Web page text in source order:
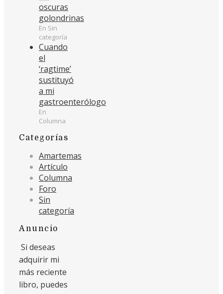
oscuras
golondrinas
En Sin
categoría
Cuando
el
‘ragtime’
sustituyó
a mi
gastroenterólogo
En
Columna
Categorías
Amartemas
Artículo
Columna
Foro
Sin
categoría
Anuncio
Si deseas
adquirir mi
más reciente
libro, puedes